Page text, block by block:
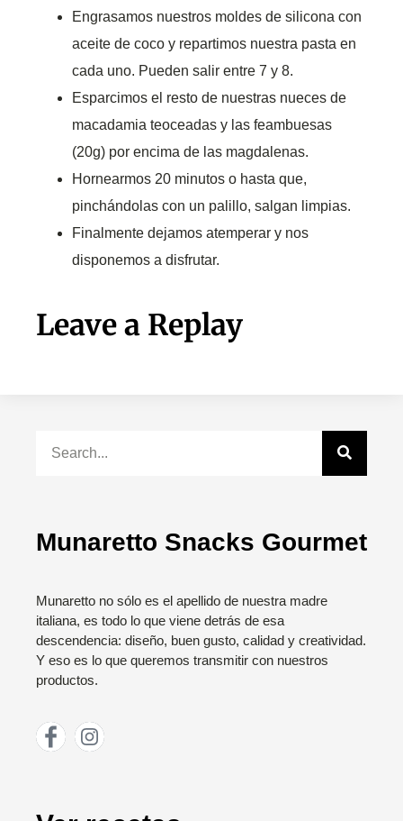
Engrasamos nuestros moldes de silicona con
aceite de coco y repartimos nuestra pasta en
cada uno. Pueden salir entre 7 y 8.
Esparcimos el resto de nuestras nueces de
macadamia teoceadas y las feambuesas
(20g) por encima de las magdalenas.
Hornearmos 20 minutos o hasta que,
pinchándolas con un palillo, salgan limpias.
Finalmente dejamos atemperar y nos
disponemos a disfrutar.
Leave a Replay
Munaretto Snacks Gourmet
Munaretto no sólo es el apellido de nuestra madre
italiana, es todo lo que viene detrás de esa
descendencia: diseño, buen gusto, calidad y creatividad.
Y eso es lo que queremos transmitir con nuestros
productos.